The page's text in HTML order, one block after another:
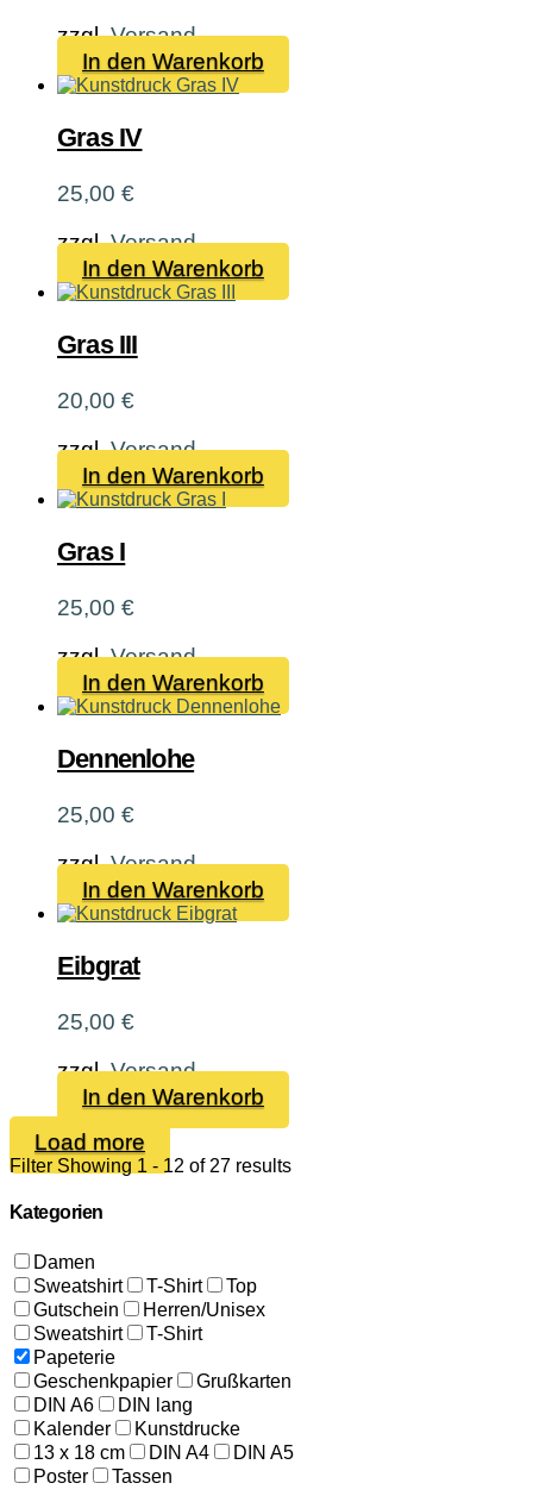
zzgl.Versand
In den Warenkorb
Gras IV
25,00 €
zzgl.Versand
In den Warenkorb
Gras III
20,00 €
zzgl.Versand
In den Warenkorb
Gras I
25,00 €
zzgl.Versand
In den Warenkorb
Dennenlohe
25,00 €
zzgl.Versand
In den Warenkorb
Eibgrat
25,00 €
zzgl.Versand
In den Warenkorb
Load more
Filter Showing 1 - 12 of 27 results
Kategorien
Damen
Sweatshirt
T-Shirt
Top
Gutschein
Herren/Unisex
Sweatshirt
T-Shirt
Papeterie
Geschenkpapier
Grußkarten
DIN A6
DIN lang
Kalender
Kunstdrucke
13 x 18 cm
DIN A4
DIN A5
Poster
Tassen